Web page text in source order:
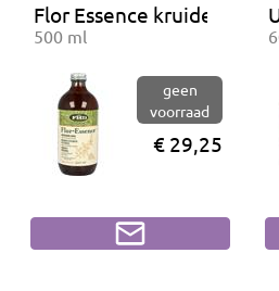
Flor Essence
500 ml
geen
voorraad
€ 29,25